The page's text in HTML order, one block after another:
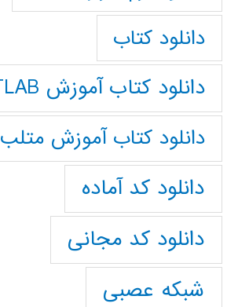
دانلود کتاب
دانلود کتاب آموزش MATLAB
دانلود کتاب آموزش متلب
دانلود کد آماده
دانلود کد مجانی
شبکه عصبی